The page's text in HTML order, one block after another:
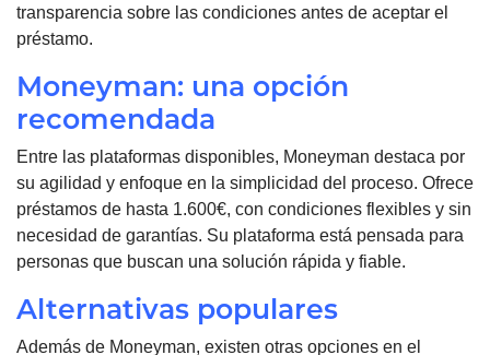
transparencia sobre las condiciones antes de aceptar el
préstamo.
Moneyman: una opción
recomendada
Entre las plataformas disponibles, Moneyman destaca por
su agilidad y enfoque en la simplicidad del proceso. Ofrece
préstamos de hasta 1.600€, con condiciones flexibles y sin
necesidad de garantías. Su plataforma está pensada para
personas que buscan una solución rápida y fiable.
Alternativas populares
Además de Moneyman, existen otras opciones en el